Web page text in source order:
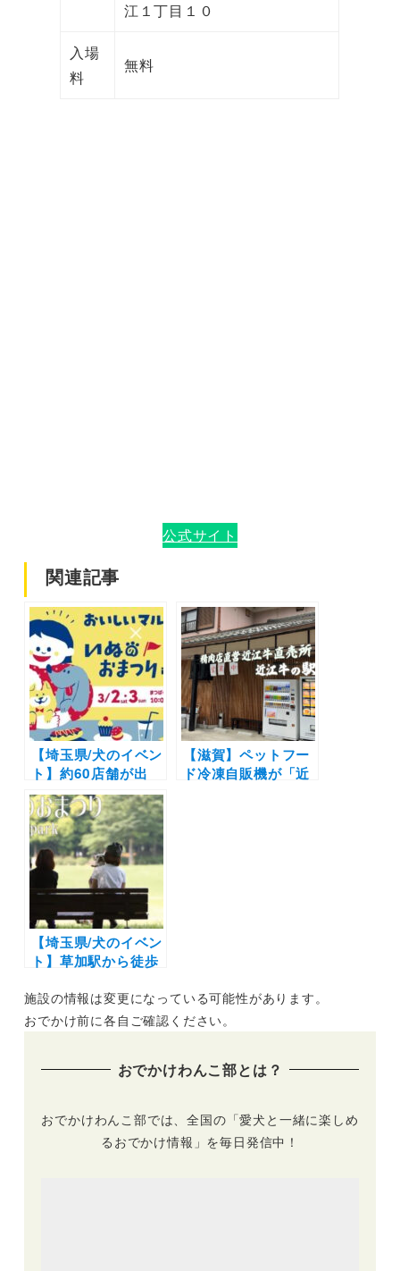
江１丁目１０
入場
料
無料
公式サイト
関連記事
【埼玉県/犬のイベン
ト】約60店舗が出
店！一緒に学べる体
験企画も「おいしい
マルシェ×いぬのお
まつり in 草加」
（まつばら綾瀬川公
園）3/2-3/3
【滋賀】ペットフー
ド冷凍自販機が「近
【埼玉県/犬のイベン
ト】草加駅から徒歩
のためのイベント
「いぬのおまつり」
販売やキッチンカー
施設の情報は変更になっている可能性があります。
おでかけ前に各自ご確認ください。
おでかけわんこ部とは？
おでかけわんこ部では、全国の「愛犬と一緒に楽しめ
るおでかけ情報」を毎日発信中！